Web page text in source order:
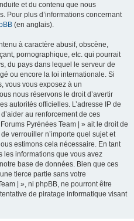
et du contenu que nous
Pour plus d’informations concernant
(en anglais).
à caractère abusif, obscène,
pornographique, etc. qui pourrait
du pays dans lequel le serveur de
ou encore la loi internationale. Si
vous vous exposez à un
nous réservons le droit d’avertir
autorités officielles. L’adresse IP de
au renforcement de ces
Pyrénées Team | » ait le droit de
verrouiller n’importe quel sujet et
estimons cela nécessaire. En tant
les informations que vous avez
base de données. Bien que ces
tierce partie sans votre
| », ni phpBB, ne pourront être
de piratage informatique visant